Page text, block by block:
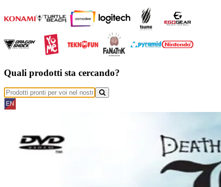
Quali prodotti sta cercando?